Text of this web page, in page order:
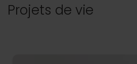
Projets de vie